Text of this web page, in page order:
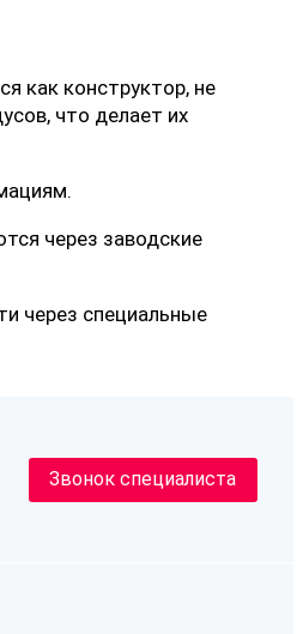
как конструктор, не
что делает их
через заводские
через специальные
Звонок специалиста